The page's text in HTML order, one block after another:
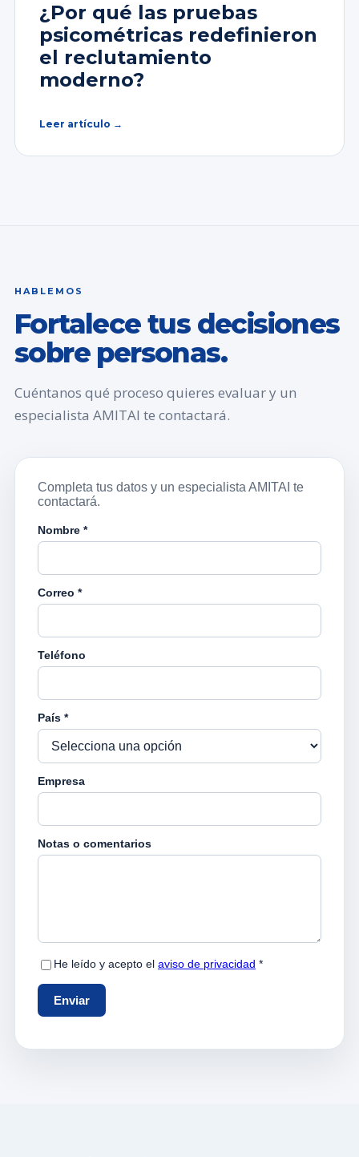
¿Por qué las pruebas
psicométricas redefinieron
el reclutamiento
moderno?
Leer artículo →
HABLEMOS
Fortalece tus decisiones
sobre personas.
Cuéntanos qué proceso quieres evaluar y un
especialista AMITAI te contactará.